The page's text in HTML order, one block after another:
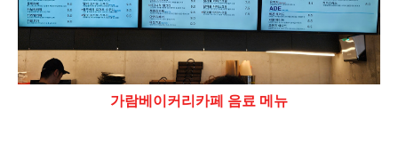
가람베이커리카페 음료 메뉴